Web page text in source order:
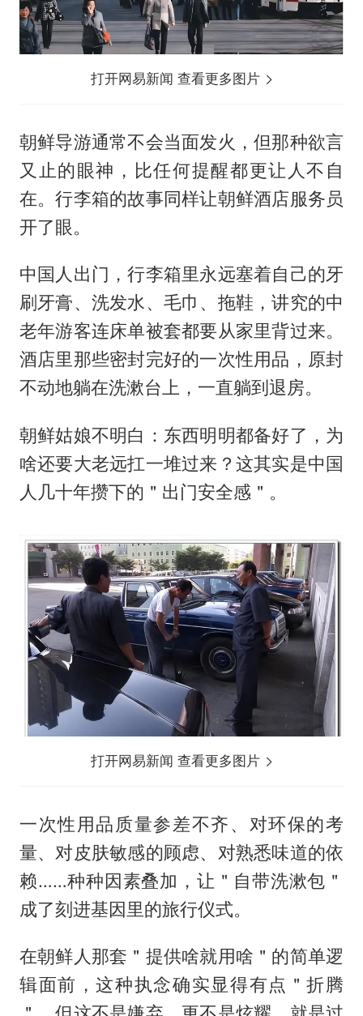
打开网易新闻 查看更多图片
朝鲜导游通常不会当面发火，但那种欲言
又止的眼神，比任何提醒都更让人不自
在。行李箱的故事同样让朝鲜酒店服务员
开了眼。
中国人出门，行李箱里永远塞着自己的牙
刷牙膏、洗发水、毛巾、拖鞋，讲究的中
老年游客连床单被套都要从家里背过来。
酒店里那些密封完好的一次性用品，原封
不动地躺在洗漱台上，一直躺到退房。
朝鲜姑娘不明白：东西明明都备好了，为
啥还要大老远扛一堆过来？这其实是中国
人几十年攒下的＂出门安全感＂。
打开网易新闻 查看更多图片
一次性用品质量参差不齐、对环保的考
量、对皮肤敏感的顾虑、对熟悉味道的依
赖……种种因素叠加，让＂自带洗漱包＂
成了刻进基因里的旅行仪式。
在朝鲜人那套＂提供啥就用啥＂的简单逻
辑面前，这种执念确实显得有点＂折腾